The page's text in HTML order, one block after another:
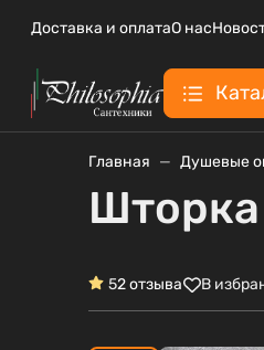
Доставка и оплатаО нас
Главная Душевые
Шторка
52 отзыва В